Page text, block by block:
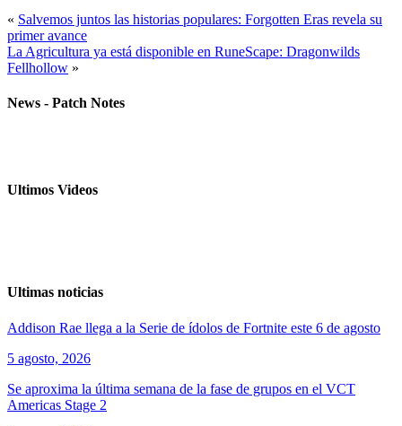
« Salvemos juntos las historias populares: Forgotten Eras revela su
primer avance
La Agricultura ya está disponible en RuneScape: Dragonwilds
Fellhollow »
News - Patch Notes
Ultimos Videos
Ultimas noticias
Addison Rae llega a la Serie de ídolos de Fortnite este 6 de agosto
5 agosto, 2026
Se aproxima la última semana de la fase de grupos en el VCT
Americas Stage 2